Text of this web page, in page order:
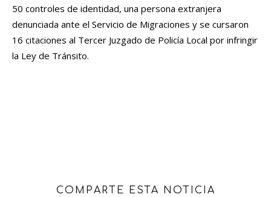
50 controles de identidad, una persona extranjera
denunciada ante el Servicio de Migraciones y se cursaron
16 citaciones al Tercer Juzgado de Policía Local por infringir
la Ley de Tránsito.
COMPARTE ESTA NOTICIA